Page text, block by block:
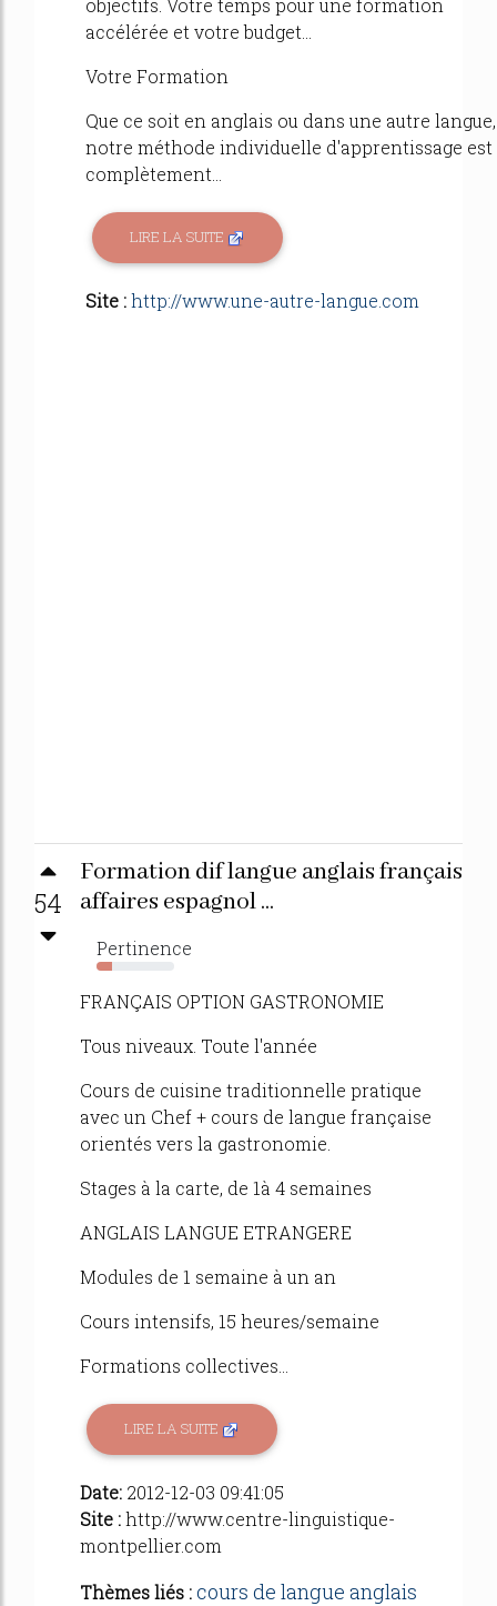
objectifs. Votre temps pour une formation
accélérée et votre budget...
Votre Formation
Que ce soit en anglais ou dans une autre langue,
notre méthode individuelle d'apprentissage est
complètement...
LIRE LA SUITE
Site :http://www.une-autre-langue.com
54
Formation dif langue anglais français
affaires espagnol ...
Pertinence
20%
FRANÇAIS OPTION GASTRONOMIE
Tous niveaux. Toute l'année
Cours de cuisine traditionnelle pratique
avec un Chef + cours de langue française
orientés vers la gastronomie.
Stages à la carte, de 1à 4 semaines
ANGLAIS LANGUE ETRANGERE
Modules de 1 semaine à un an
Cours intensifs, 15 heures/semaine
Formations collectives...
LIRE LA SUITE
Date: 2012-12-03 09:41:05
Site :http://www.centre-linguistique-
montpellier.com
Thèmes liés :cours de langue anglais